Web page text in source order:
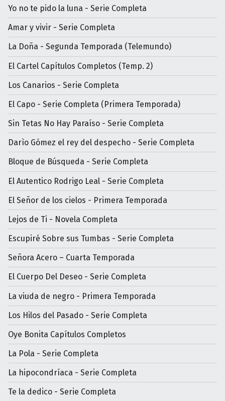
Yo no te pido la luna - Serie Completa
Amar y vivir - Serie Completa
La Doña - Segunda Temporada (Telemundo)
El Cartel Capítulos Completos (Temp. 2)
Los Canarios - Serie Completa
El Capo - Serie Completa (Primera Temporada)
Sin Tetas No Hay Paraíso - Serie Completa
Darìo Gómez el rey del despecho - Serie Completa
Bloque de Búsqueda - Serie Completa
El Autentico Rodrigo Leal - Serie Completa
El Señor de los cielos - Primera Temporada
Lejos de Ti - Novela Completa
Escupiré Sobre sus Tumbas - Serie Completa
Señora Acero – Cuarta Temporada
El Cuerpo Del Deseo - Serie Completa
La viuda de negro - Primera Temporada
Los Hilos del Pasado - Serie Completa
Oye Bonita Capítulos Completos
La Pola - Serie Completa
La hipocondríaca - Serie Completa
Te la dedico - Serie Completa